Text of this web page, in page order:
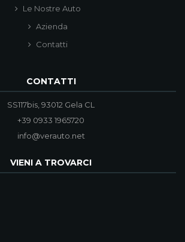
Le Nostre Auto
Azienda
Contatti
CONTATTI
SS117bis, 93012 Gela CL
+39 0933 1965720
info@verauto.net
VIENI A TROVARCI